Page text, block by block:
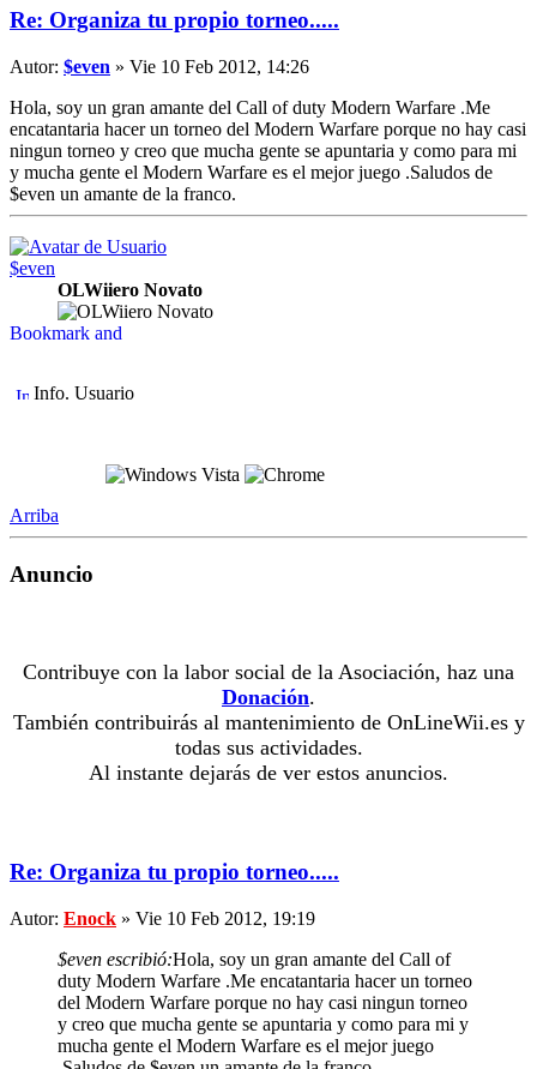
Re: Organiza tu propio torneo.....
Autor: $even » Vie 10 Feb 2012, 14:26
Hola, soy un gran amante del Call of duty Modern Warfare .Me
encatantaria hacer un torneo del Modern Warfare porque no hay casi
ningun torneo y creo que mucha gente se apuntaria y como para mi
y mucha gente el Modern Warfare es el mejor juego .Saludos de
$even un amante de la franco.
$even
OLWiiero Novato
Info. Usuario
Arriba
Anuncio
Contribuye con la labor social de la Asociación, haz una
Donación.
También contribuirás al mantenimiento de OnLineWii.es y
todas sus actividades.
Al instante dejarás de ver estos anuncios.
Re: Organiza tu propio torneo.....
Autor: Enock » Vie 10 Feb 2012, 19:19
$even escribió:Hola, soy un gran amante del Call of
duty Modern Warfare .Me encatantaria hacer un torneo
del Modern Warfare porque no hay casi ningun torneo
y creo que mucha gente se apuntaria y como para mi y
mucha gente el Modern Warfare es el mejor juego